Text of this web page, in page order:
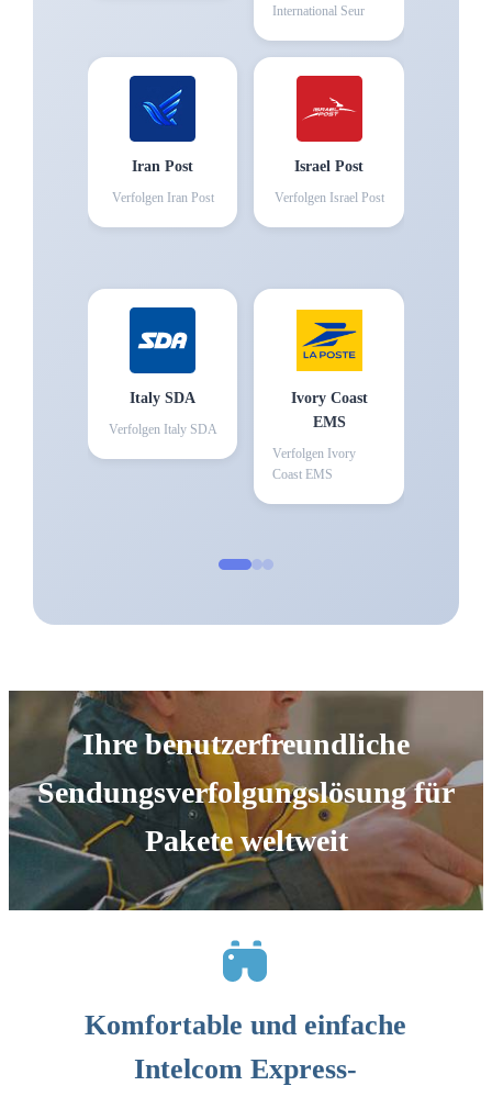
International Seur
Iran Post
Verfolgen Iran Post
Israel Post
Verfolgen Israel Post
Italy SDA
Verfolgen Italy SDA
Ivory Coast
EMS
Verfolgen Ivory
Coast EMS
Ihre benutzerfreundliche
Sendungsverfolgungslösung für
Pakete weltweit
Komfortable und einfache
Intelcom Express-